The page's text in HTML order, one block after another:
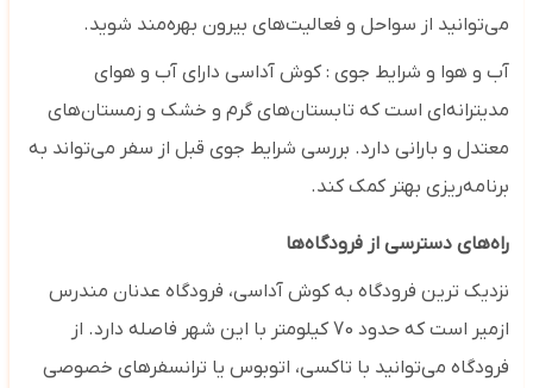
می‌توانید از سواحل و فعالیت‌های بیرون بهره‌مند شوید.
آب و هوا و شرایط جوی : کوش آداسی دارای آب و هوای
مدیترانه‌ای است که تابستان‌های گرم و خشک و زمستان‌های
معتدل و بارانی دارد. بررسی شرایط جوی قبل از سفر می‌تواند به
برنامه‌ریزی بهتر کمک کند.
راه‌های دسترسی از فرودگاه‌ها
نزدیک ‌ترین فرودگاه به کوش آداسی، فرودگاه عدنان مندرس
ازمیر است که حدود 70 کیلومتر با این شهر فاصله دارد. از
فرودگاه می‌توانید با تاکسی، اتوبوس یا ترانسفرهای خصوصی